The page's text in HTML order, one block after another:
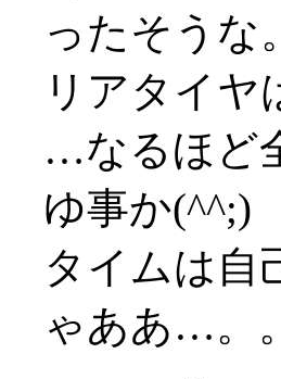
ったそうな。
リアタイヤ
…なるほど
ゆ事か(^^;)
タイムは自
ゃああ…。